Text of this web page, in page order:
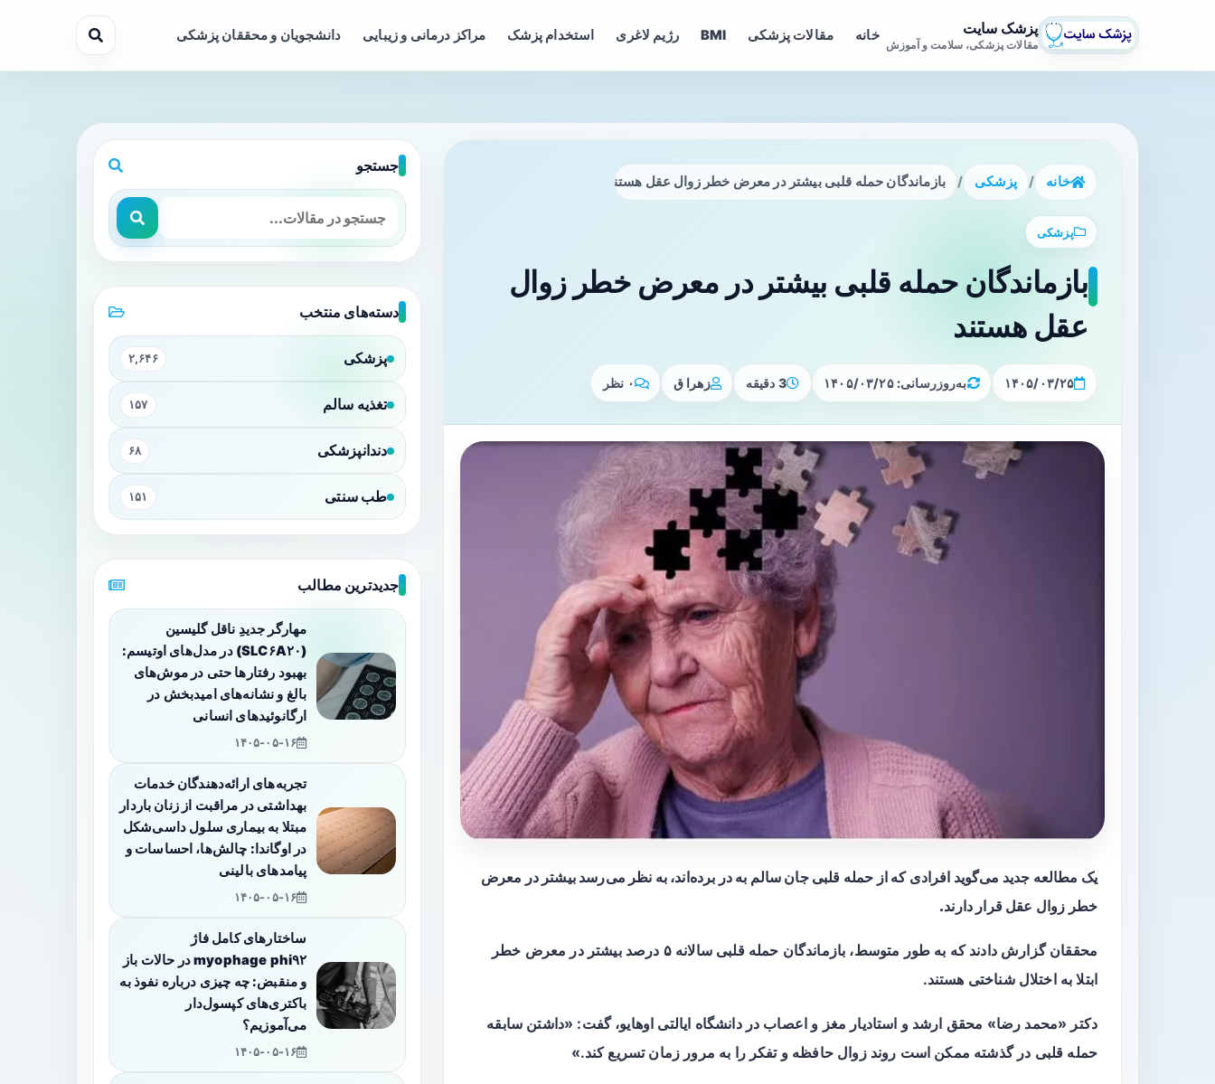
پزشک سایت
مقالات پزشکی، سلامت و آموزش
خانه مقالات پزشکی BMI رژیم لاغری استخدام پزشک مراکز درمانی و زیبایی دانشجویان و محققان پزشکی
خانه / پزشکی / بازماندگان حمله قلبی بیشتر در معرض خطر زوال عقل هستند
پزشکی
بازماندگان حمله قلبی بیشتر در معرض خطر زوال
عقل هستند
۱۴۰۵/۰۳/۲۵ به‌روزرسانی: ۱۴۰۵/۰۳/۲۵ 3 دقیقه زهرا ق ۰ نظر
یک مطالعه جدید می‌گوید افرادی که از حمله قلبی جان سالم به در برده‌اند، به نظر می‌رسد بیشتر در معرض
خطر زوال عقل قرار دارند.
محققان گزارش دادند که به طور متوسط، بازماندگان حمله قلبی سالانه ۵ درصد بیشتر در معرض خطر
ابتلا به اختلال شناختی هستند.
دکتر «محمد رضا» محقق ارشد و استادیار مغز و اعصاب در دانشگاه ایالتی اوهایو، گفت: «داشتن سابقه
حمله قلبی در گذشته ممکن است روند زوال حافظه و تفکر را به مرور زمان تسریع کند.»
جستجو
دسته‌های منتخب
پزشکی ۲,۶۴۶
تغذیه سالم ۱۵۷
دندانپزشکی ۶۸
طب سنتی ۱۵۱
جدیدترین مطالب
مهارگر جدیدِ ناقل گلیسین
(SLC۶A۲۰) در مدل‌های اوتیسم:
بهبود رفتارها حتی در موش‌های
بالغ و نشانه‌های امیدبخش در
ارگانوئیدهای انسانی
۱۴۰۵-۰۵-۱۶
تجربه‌های ارائه‌دهندگان خدمات
بهداشتی در مراقبت از زنان باردار
مبتلا به بیماری سلول داسی‌شکل
در اوگاندا: چالش‌ها، احساسات و
پیامدهای بالینی
۱۴۰۵-۰۵-۱۶
ساختارهای کامل فاژ
myophage phi۹۲ در حالات باز
و منقبض: چه چیزی درباره نفوذ به
باکتری‌های کپسول‌دار
می‌آموزیم؟
۱۴۰۵-۰۵-۱۶